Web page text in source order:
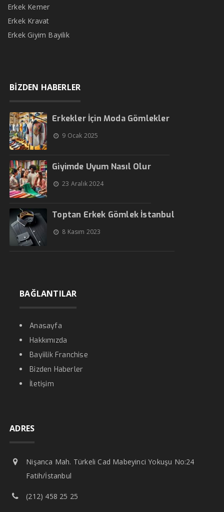
Erkek Kemer
Erkek Kravat
Erkek Giyim Bayilik
BİZDEN HABERLER
Erkekler İçin Moda Gömlekler
9 Ocak 2025
Giyimde Uyum Nasıl Olur
23 Aralık 2024
Toptan Erkek Gömlek İstanbul
8 Kasım 2023
BAĞLANTILAR
Anasayfa
Hakkımızda
Bayiilik Franchise
Bizden Haberler
İletişim
ADRES
Nişanca Mah. Türkeli Cad Mabeyinci Yokuşu No:24
Fatih/İstanbul
(212) 458 25 25